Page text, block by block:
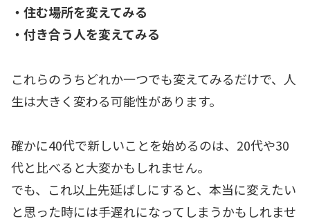
・住む場所を変えてみる
・付き合う人を変えてみる
これらのうちどれか一つでも変えてみるだけで、人
生は大きく変わる可能性があります。
確かに40代で新しいことを始めるのは、20代や30
代と比べると大変かもしれません。
でも、これ以上先延ばしにすると、本当に変えたい
と思った時には手遅れになってしまうかもしれませ